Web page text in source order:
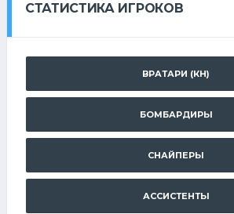
СТАТИСТИКА ИГРОКОВ
ВРАТАРИ (КН)
БОМБАРДИРЫ
СНАЙПЕРЫ
АССИСТЕНТЫ